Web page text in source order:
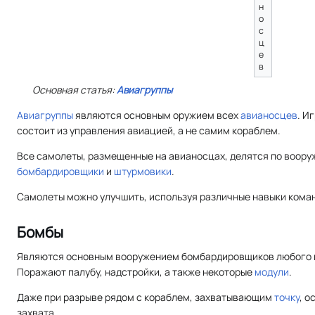
н
о
с
ц
е
в
Основная статья:Авиагруппы
Авиагруппыявляются основным оружием всехавианосцев.
состоит из управления авиацией, а не самим кораблем.
Все самолеты, размещенные на авианосцах, делятся по
бомбардировщики и штурмовики.
Самолеты можно улучшить, используя различные навыки
Бомбы
Являются основным вооружением бомбардировщиков любого
Поражают палубу, надстройки, а также некоторые модули.
Даже при разрыве рядом с кораблем, захватывающим точку,